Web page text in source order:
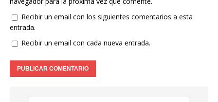
Recibir un email con los siguientes comentarios a esta
entrada.
Recibir un email con cada nueva entrada.